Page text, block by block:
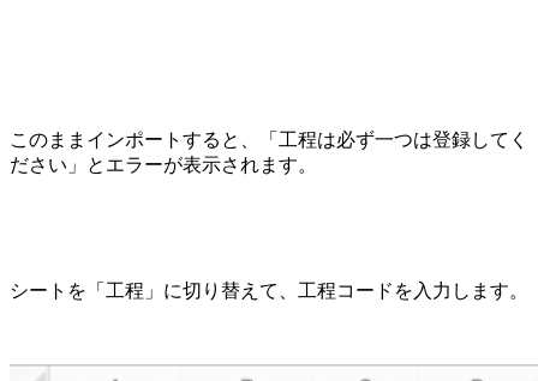
このままインポートすると、「工程は必ず一つは登録してく
ださい」とエラーが表示されます。
シートを「工程」に切り替えて、工程コードを入力します。